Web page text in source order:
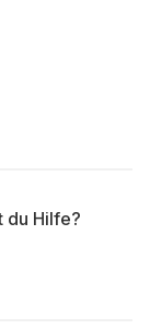
du Hilfe?